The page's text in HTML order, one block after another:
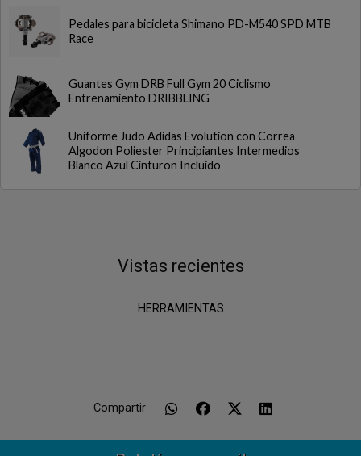
Pedales para bicicleta Shimano PD-M540 SPD MTB
Race
Guantes Gym DRB Full Gym 20 Ciclismo
Entrenamiento DRIBBLING
Uniforme Judo Adidas Evolution con Correa
Algodon Poliester Principiantes Intermedios
Blanco Azul Cinturon Incluido
Vistas recientes
HERRAMIENTAS
Compartir